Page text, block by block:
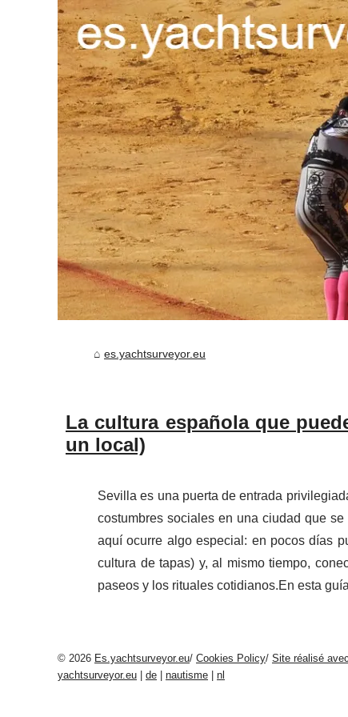
es.yachtsurveyor.eu
La cultura española que
un local)
Sevilla es una puerta de entrada
costumbres sociales en una ciudad que
aquí ocurre algo especial: en pocos días
cultura de tapas) y, al mismo tiempo,
paseos y los rituales cotidianos.En esta
© 2026 Es.yachtsurveyor.eu/ Cookies Policy/ Site réalisé
yachtsurveyor.eu
de nautisme nl